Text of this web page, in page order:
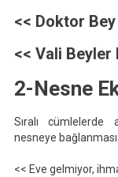
<< Doktor Bey
<< Vali
2-Nesne
Sıralı
nesneye
<< Eve gelmiyor,